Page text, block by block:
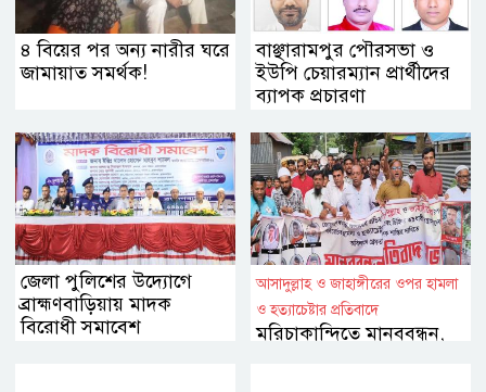
৪ বিয়ের পর অন্য নারীর ঘরে
জামায়াত সমর্থক!
বাঞ্ছারামপুর পৌরসভা ও
ইউপি চেয়ারম্যান প্রার্থীদের
ব্যাপক প্রচারণা
জেলা পুলিশের উদ্যোগে
ব্রাহ্মণবাড়িয়ায় মাদক
বিরোধী সমাবেশ
আসাদুল্লাহ ও জাহাঙ্গীরের ওপর হামলা
ও হত্যাচেষ্টার প্রতিবাদে
মরিচাকান্দিতে মানববন্ধন,